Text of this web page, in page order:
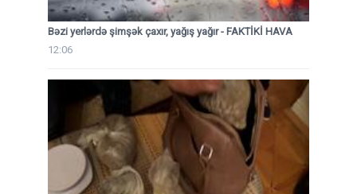
Bəzi yerlərdə şimşək çaxır, yağış yağır - FAKTİKİ HAVA
12:06